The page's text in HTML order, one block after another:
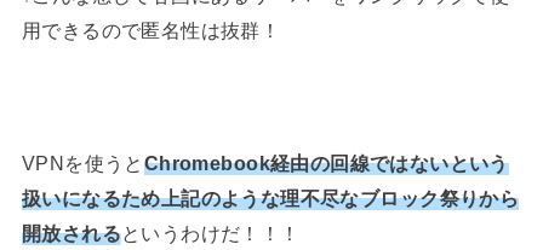
用できるので匿名性は抜群！
VPNを使うと Chromebook経由の回線ではないという
扱いになるため上記のような理不尽なブロック祭りから
開放されるというわけだ！！！